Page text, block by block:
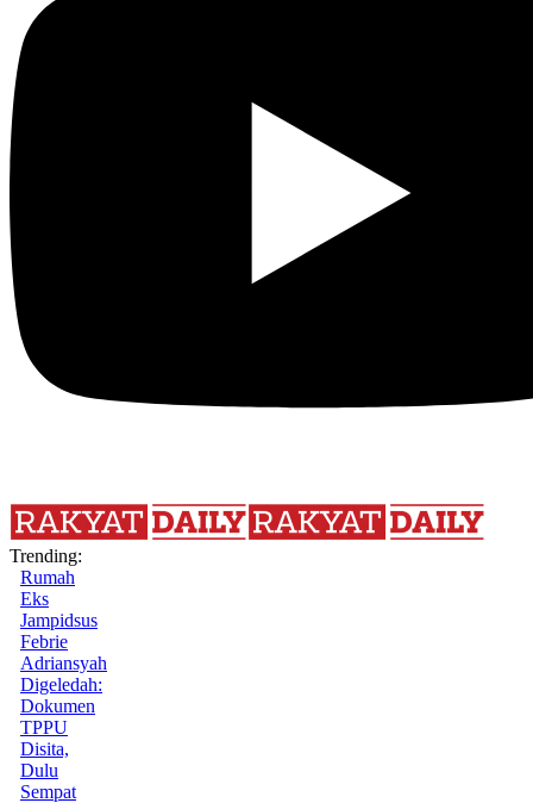
Trending:
Rumah
Eks
Jampidsus
Febrie
Adriansyah
Digeledah:
Dokumen
TPPU
Disita,
Dulu
Sempat